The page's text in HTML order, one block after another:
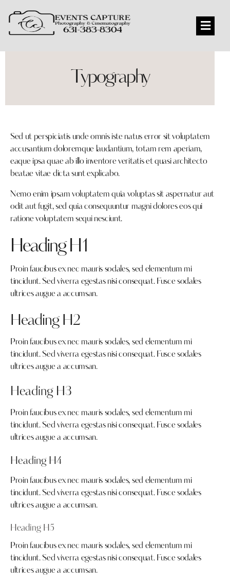
Typography
Sed ut perspiciatis unde omnis iste natus error sit voluptatem
accusantium doloremque laudantium, totam rem aperiam,
eaque ipsa quae ab illo inventore veritatis et quasi architecto
beatae vitae dicta sunt explicabo.
Nemo enim ipsam voluptatem quia voluptas sit aspernatur aut
odit aut fugit, sed quia consequuntur magni dolores eos qui
ratione voluptatem sequi nesciunt.
Heading H1
Proin faucibus ex nec mauris sodales, sed elementum mi
tincidunt. Sed viverra egestas nisi consequat. Fusce sodales
ultrices augue a accumsan.
Heading H2
Proin faucibus ex nec mauris sodales, sed elementum mi
tincidunt. Sed viverra egestas nisi consequat. Fusce sodales
ultrices augue a accumsan.
Heading H3
Proin faucibus ex nec mauris sodales, sed elementum mi
tincidunt. Sed viverra egestas nisi consequat. Fusce sodales
ultrices augue a accumsan.
Heading H4
Proin faucibus ex nec mauris sodales, sed elementum mi
tincidunt. Sed viverra egestas nisi consequat. Fusce sodales
ultrices augue a accumsan.
Heading H5
Proin faucibus ex nec mauris sodales, sed elementum mi
tincidunt. Sed viverra egestas nisi consequat. Fusce sodales
ultrices augue a accumsan.